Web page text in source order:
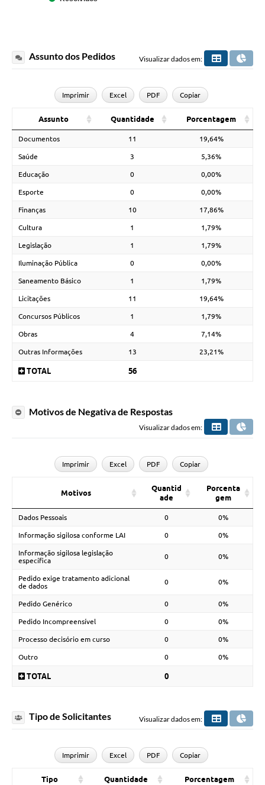
Assunto dos Pedidos Visualizar dados em:
Imprimir Excel PDF Copiar
Assunto Quantidade Porcentagem
Documentos 11 19,64%
Saúde 3 5,36%
Educação 0 0,00%
Esporte 0 0,00%
Finanças 10 17,86%
Cultura 1 1,79%
Legislação 1 1,79%
Iluminação Pública 0 0,00%
Saneamento Básico 1 1,79%
Licitações 11 19,64%
Concursos Públicos 1 1,79%
Obras 4 7,14%
Outras Informações 13 23,21%
TOTAL 56
Motivos de Negativa de Respostas
Visualizar dados em:
Imprimir Excel PDF Copiar
Motivos
Quantid
ade
Porcenta
gem
Dados Pessoais 0 0%
Informação sigilosa conforme LAI 0 0%
Informação sigilosa legislação
específica
0 0%
Pedido exige tratamento adicional
de dados
0 0%
Pedido Genérico 0 0%
Pedido Incompreensível 0 0%
Processo decisório em curso 0 0%
Outro 0 0%
TOTAL 0
Tipo de Solicitantes Visualizar dados em:
Imprimir Excel PDF Copiar
Tipo Quantidade Porcentagem